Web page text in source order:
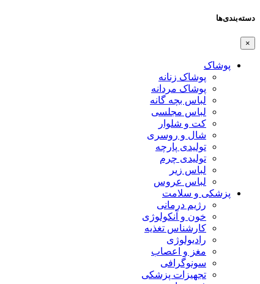
دسته‌بندی‌ها
×
پوشاک
پوشاک زنانه
پوشاک مردانه
لباس بچه گانه
لباس مجلسی
کت و شلوار
شال و روسری
تولیدی پارچه
تولیدی چرم
لباس زیر
لباس عروس
پزشکی و سلامت
رژیم درمانی
خون و آنکولوژی
کارشناس تغذیه
رادیولوژی
مغز و اعصاب
سونوگرافی
تجهیزات پزشکی